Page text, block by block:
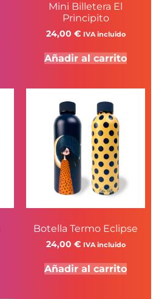
Mini Billetera El
Principito
24,00 € IVA incluido
Añadir al carrito
Botella Termo Eclipse
24,00 € IVA incluido
Añadir al carrito